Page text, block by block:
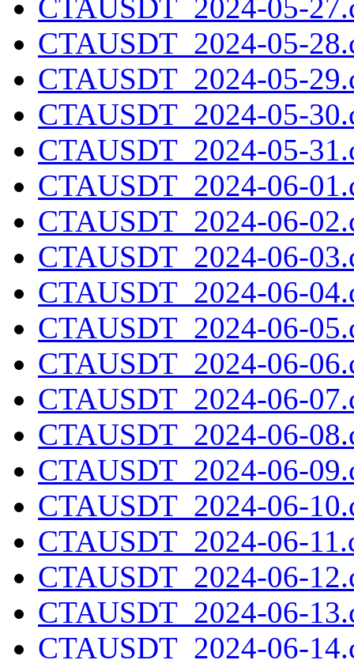
CTAUSDT_2024-05-
CTAUSDT_2024-05-
CTAUSDT_2024-05-
CTAUSDT_2024-05-
CTAUSDT_2024-05-
CTAUSDT_2024-06-
CTAUSDT_2024-06-
CTAUSDT_2024-06-
CTAUSDT_2024-06-
CTAUSDT_2024-06-
CTAUSDT_2024-06-
CTAUSDT_2024-06-
CTAUSDT_2024-06-
CTAUSDT_2024-06-
CTAUSDT_2024-06-
CTAUSDT_2024-06-
CTAUSDT_2024-06-
CTAUSDT_2024-06-
CTAUSDT_2024-06-